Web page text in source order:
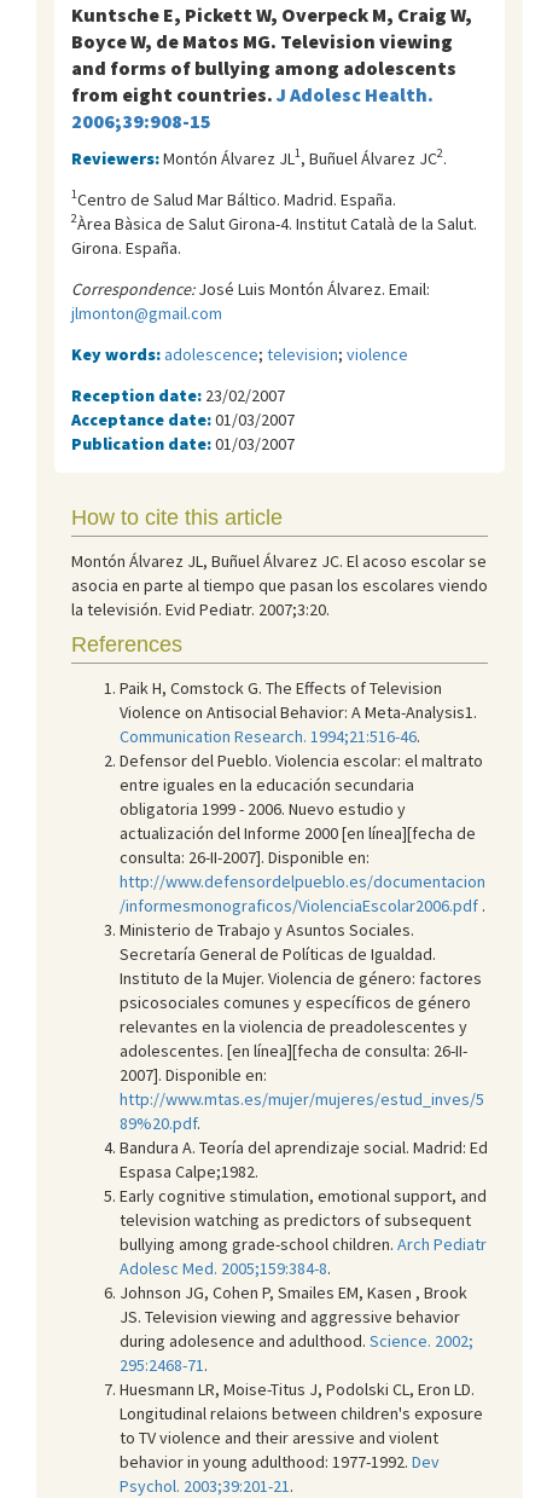
Kuntsche E, Pickett W, Overpeck M, Craig W,
Boyce W, de Matos MG. Television viewing
and forms of bullying among adolescents
from eight countries. J Adolesc Health.
2006;39:908-15
Reviewers:Montón Álvarez JL 1, Buñuel Álvarez JC2.
1Centro de Salud Mar Báltico. Madrid. España.
2Àrea Bàsica de Salut Girona-4. Institut Català de la Salut.
Girona. España.
Correspondence:José Luis Montón Álvarez. Email:
jlmonton@gmail.com
Key words:adolescence; television; violence
Reception date: 23/02/2007
Acceptance date:01/03/2007
Publication date:01/03/2007
How to cite this article
Montón Álvarez JL, Buñuel Álvarez JC. El acoso escolar se
asocia en parte al tiempo que pasan los escolares viendo
la televisión. Evid Pediatr. 2007;3:20.
References
Paik H, Comstock G. The Effects of Television
Violence on Antisocial Behavior: A Meta-Analysis1.
Communication Research. 1994;21:516-46.
Defensor del Pueblo. Violencia escolar: el maltrato
entre iguales en la educación secundaria
obligatoria 1999 - 2006. Nuevo estudio y
actualización del Informe 2000 [en línea][fecha de
consulta: 26-II-2007]. Disponible en:
http://www.defensordelpueblo.es/documentacion
/informesmonograficos/ViolenciaEscolar2006.pdf .
Ministerio de Trabajo y Asuntos Sociales.
Secretaría General de Políticas de Igualdad.
Instituto de la Mujer. Violencia de género: factores
psicosociales comunes y específicos de género
relevantes en la violencia de preadolescentes y
adolescentes. [en línea][fecha de consulta: 26-II-
2007]. Disponible en:
http://www.mtas.es/mujer/mujeres/estud_inves/5
89%20.pdf.
Bandura A. Teoría del aprendizaje social. Madrid: Ed
Espasa Calpe;1982.
Early cognitive stimulation, emotional support, and
television watching as predictors of subsequent
bullying among grade-school children. Arch Pediatr
Adolesc Med. 2005;159:384-8.
Johnson JG, Cohen P, Smailes EM, Kasen , Brook
JS. Television viewing and aggressive behavior
during adolesence and adulthood. Science. 2002;
295:2468-71 .
Huesmann LR, Moise-Titus J, Podolski CL, Eron LD.
Longitudinal relaions between children's exposure
to TV violence and their aressive and violent
behavior in young adulthood: 1977-1992. Dev
Psychol. 2003;39:201-21 .